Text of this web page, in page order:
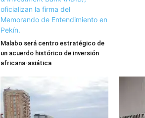
Malabo será centro estratégico de
un acuerdo histórico de inversión
africana-asiática